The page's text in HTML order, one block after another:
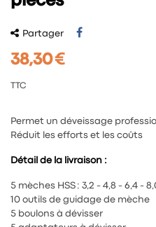
Partager
38,30 €
TTC
Permet un déveissage
Réduit les efforts et les coûts
Détail de la livraison :
5 mèches HSS : 3,2 - 4,8 - 6,4 -
10 outils de guidage de mèche
5 boulons à dévisser